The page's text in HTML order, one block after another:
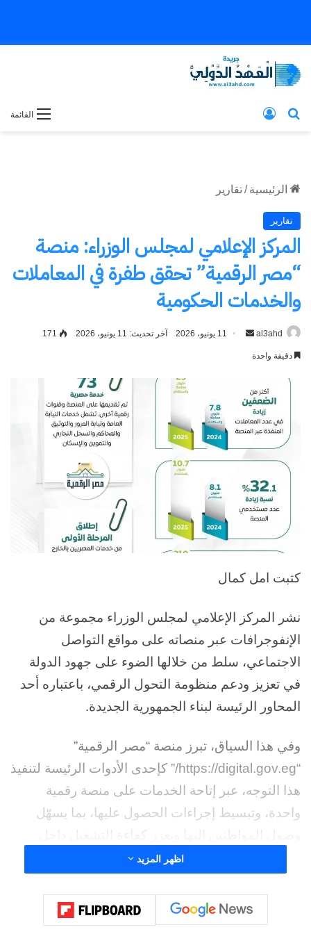
القائمة بحث عن
الرئيسية /تقارير
تقارير
المركز الإعلامي لمجلس الوزراء: منصة
“مصر الرقمية” تحقق طفرة في المعاملات
والخدمات الحكومية
al3ahd
أرسل
11 يونيو، 2026 آخر تحديث: 11 يونيو، 2026 171
دقيقة واحدة
كتبت امل كمال
نشر المركز الإعلامي لمجلس الوزراء مجموعة من
الإنفوجرافات عبر منصاته على مواقع التواصل
الاجتماعي، سلط من خلالها الضوء على جهود الدولة
في تعزيز ودعم منظومة التحول الرقمي، باعتباره أحد
المحاور الرئيسة لبناء الجمهورية الجديدة.
وفي هذا السياق، تبرز منصة “مصر الرقمية”
“https://digital.gov.eg/” كإحدى الأدوات الرئيسة لتنفيذ
هذا التوجه، عبر إتاحة الخدمات على منصة رقمية
واحدة، وتبسيط إجراءات الحصول عليها، بما يسهّل
وقد انعكست هذه الجهود في تحقيق تقدم ملموس على
مستوى ميكنة الخدمات وتطوير منظومة العمل
اظهر المزيد